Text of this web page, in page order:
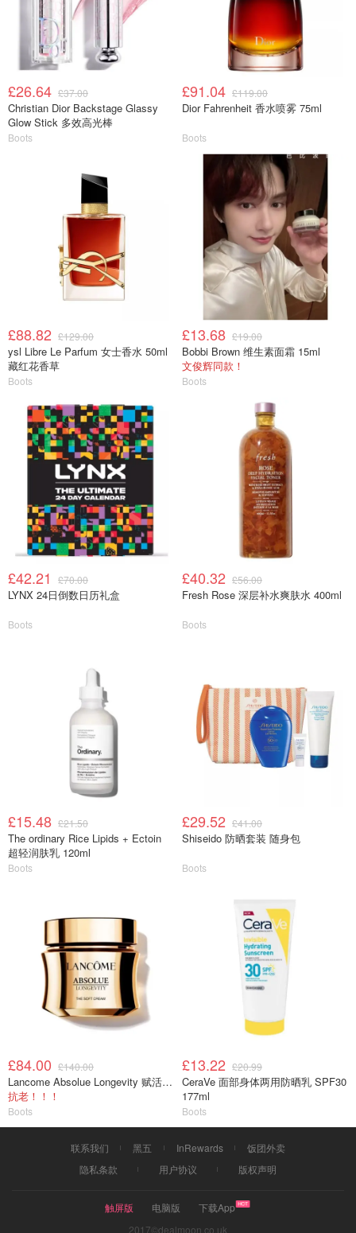
£26.64 £37.00
Christian Dior Backstage Glassy
Glow Stick 多效高光棒
Boots
£91.04 £119.00
Dior Fahrenheit 香水喷雾 75ml
Boots
£88.82 £129.00
ysl Libre Le Parfum 女士香水 50ml
藏红花香草
Boots
£13.68 £19.00
Bobbi Brown 维生素面霜 15ml
文俊辉同款！
Boots
£42.21 £70.00
LYNX 24日倒数日历礼盒
Boots
£40.32 £56.00
Fresh Rose 深层补水爽肤水 400ml
Boots
£15.48 £21.50
The ordinary Rice Lipids + Ectoin
超轻润肤乳 120ml
Boots
£29.52 £41.00
Shiseido 防晒套装 随身包
Boots
£84.00 £140.00
Lancome Absolue Longevity 赋活柔润面霜 30ml
抗老！！！
Boots
£13.22 £20.99
CeraVe 面部身体两用防晒乳 SPF30
177ml
Boots
联系我们 黑五 InRewards
饭团外卖
隐私条款
用户协议 版权声明
触屏版 电脑版
下载App
2017©dealmoon.co.uk